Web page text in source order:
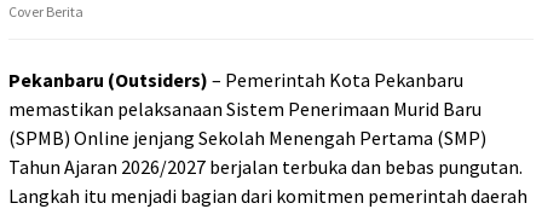
Cover Berita
Pekanbaru (Outsiders) – Pemerintah Kota Pekanbaru
memastikan pelaksanaan Sistem Penerimaan Murid Baru
(SPMB) Online jenjang Sekolah Menengah Pertama (SMP)
Tahun Ajaran 2026/2027 berjalan terbuka dan bebas pungutan.
Langkah itu menjadi bagian dari komitmen pemerintah daerah